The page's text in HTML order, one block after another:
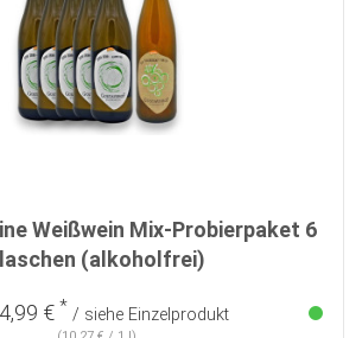
Weißwein Mix-Probierpaket 6
(alkoholfrei)
€ * / siehe Einzelprodukt